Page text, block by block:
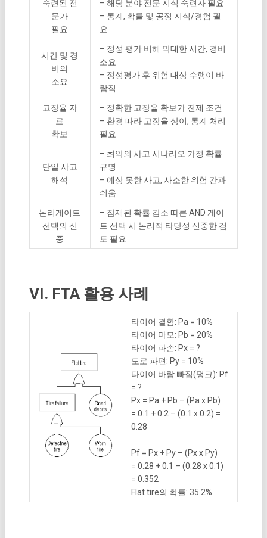
숙련된 전
문가
필요
– 해당 분야 전문 지식 숙련자 필요
– 통계, 확률 및 공정 지식/경험 필
요
시간 및 경
비의
소요
– 정성 평가 비해 막대한 시간, 경비
소요
– 정성평가 후 위험 대상 수행이 바
람직
고장율 자
료
확보
– 정확한 고장율 확보가 전제 조건
– 환경 따라 고장율 상이, 통계 처리
필요
단일 사고
해석
– 최악의 사고 시나리오 가정 확률
규명
– 예상 못한 사고, 사소한 위험 간과
쉬움
논리게이트
선택의 신
중
– 잠재된 확률 감소 따른 AND 게이
트 선택 시 논리적 타당성 신중한 검
토 필요
VI. FTA 활용 사례
타이어 결함: Pa = 10%
타이어 마모: Pb = 20%
타이어 파손: Px = ?
도로 파편: Py = 10%
타이어 바람 빠짐(펑크): Pf
= ?
Px = Pa + Pb – (Pa x Pb)
= 0.1 + 0.2 – (0.1 x 0.2) =
0.28
Pf = Px + Py – (Px x Py)
= 0.28 + 0.1 – (0.28 x 0.1)
= 0.352
Flat tire의 확률: 35.2%